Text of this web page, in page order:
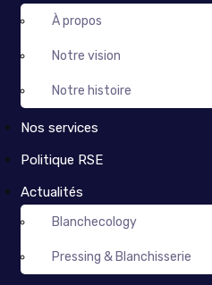
À propos
Notre vision
Notre histoire
Nos services
Politique RSE
Actualités
Blanchecology
Pressing & Blanchisserie